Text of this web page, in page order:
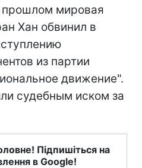
прошлом мировая
Хан обвинил в
из партии
движение".
судебным иском за
Підпишіться на
в Google!